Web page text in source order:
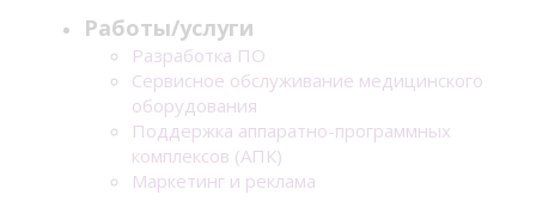
Работы/услуги
Разработка ПО
Сервисное обслуживание медицинского
оборудования
Поддержка аппаратно-программных
комплексов (АПК)
Маркетинг и реклама